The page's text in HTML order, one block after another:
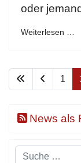
oder
Weiterlesen …
1
News als
Suchen